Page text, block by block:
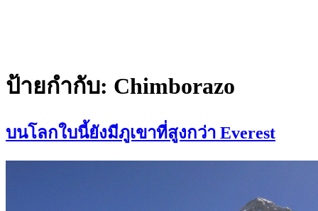
ป้ายกำกับ: Chimborazo
บนโลกใบนี้ยังมีภูเขาที่สูงกว่า Everest